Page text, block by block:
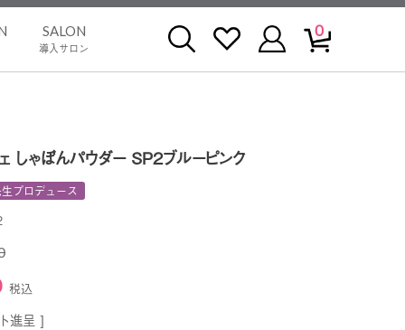
SALON
導入サロン
0
しゃぼんパウダー SP2ブルーピンク
プロデュース
税込
進呈 ]